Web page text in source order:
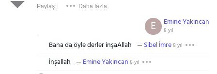
Paylaş: Daha fazla
Emine Yakıncan
8 yıl
E
Bana da öyle derler inşaAllah Sibel İmre8 yıl
İnşallah Emine Yakıncan 8 yıl